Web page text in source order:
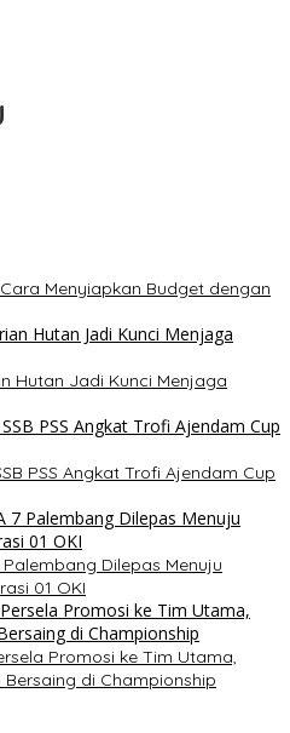
Menyiapkan Budget dengan
Hutan Jadi Kunci Menjaga
PSS Angkat Trofi Ajendam Cup
Palembang Dilepas Menuju
01 OKI
Promosi ke Tim Utama,
di Championship